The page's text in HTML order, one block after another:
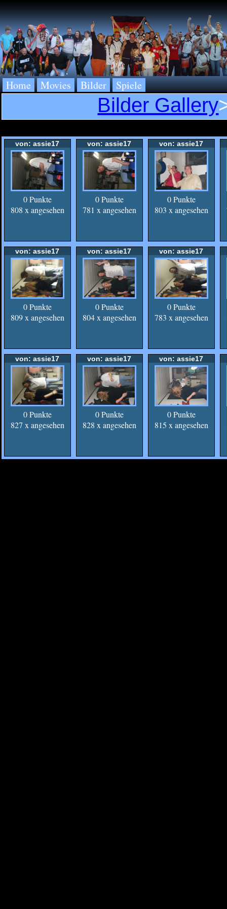
Home Movies Bilder Spiele
Bilder Gallery
von: assie17
0 Punkte
808 x angesehen
von: assie17
0 Punkte
781 x angesehen
von: assie17
0 Punkte
803 x angesehen
von: assie17
0 Punkte
809 x angesehen
von: assie17
0 Punkte
804 x angesehen
von: assie17
0 Punkte
783 x angesehen
von: assie17
0 Punkte
827 x angesehen
von: assie17
0 Punkte
828 x angesehen
von: assie17
0 Punkte
815 x angesehen